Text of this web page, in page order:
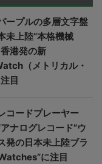
ープルの多層文字盤
未上陸“本格機械
港発の新
（メトリカル・
目
コードプレーヤー
アナログレコード”ウ
発の日本未上陸ブラ
に注目